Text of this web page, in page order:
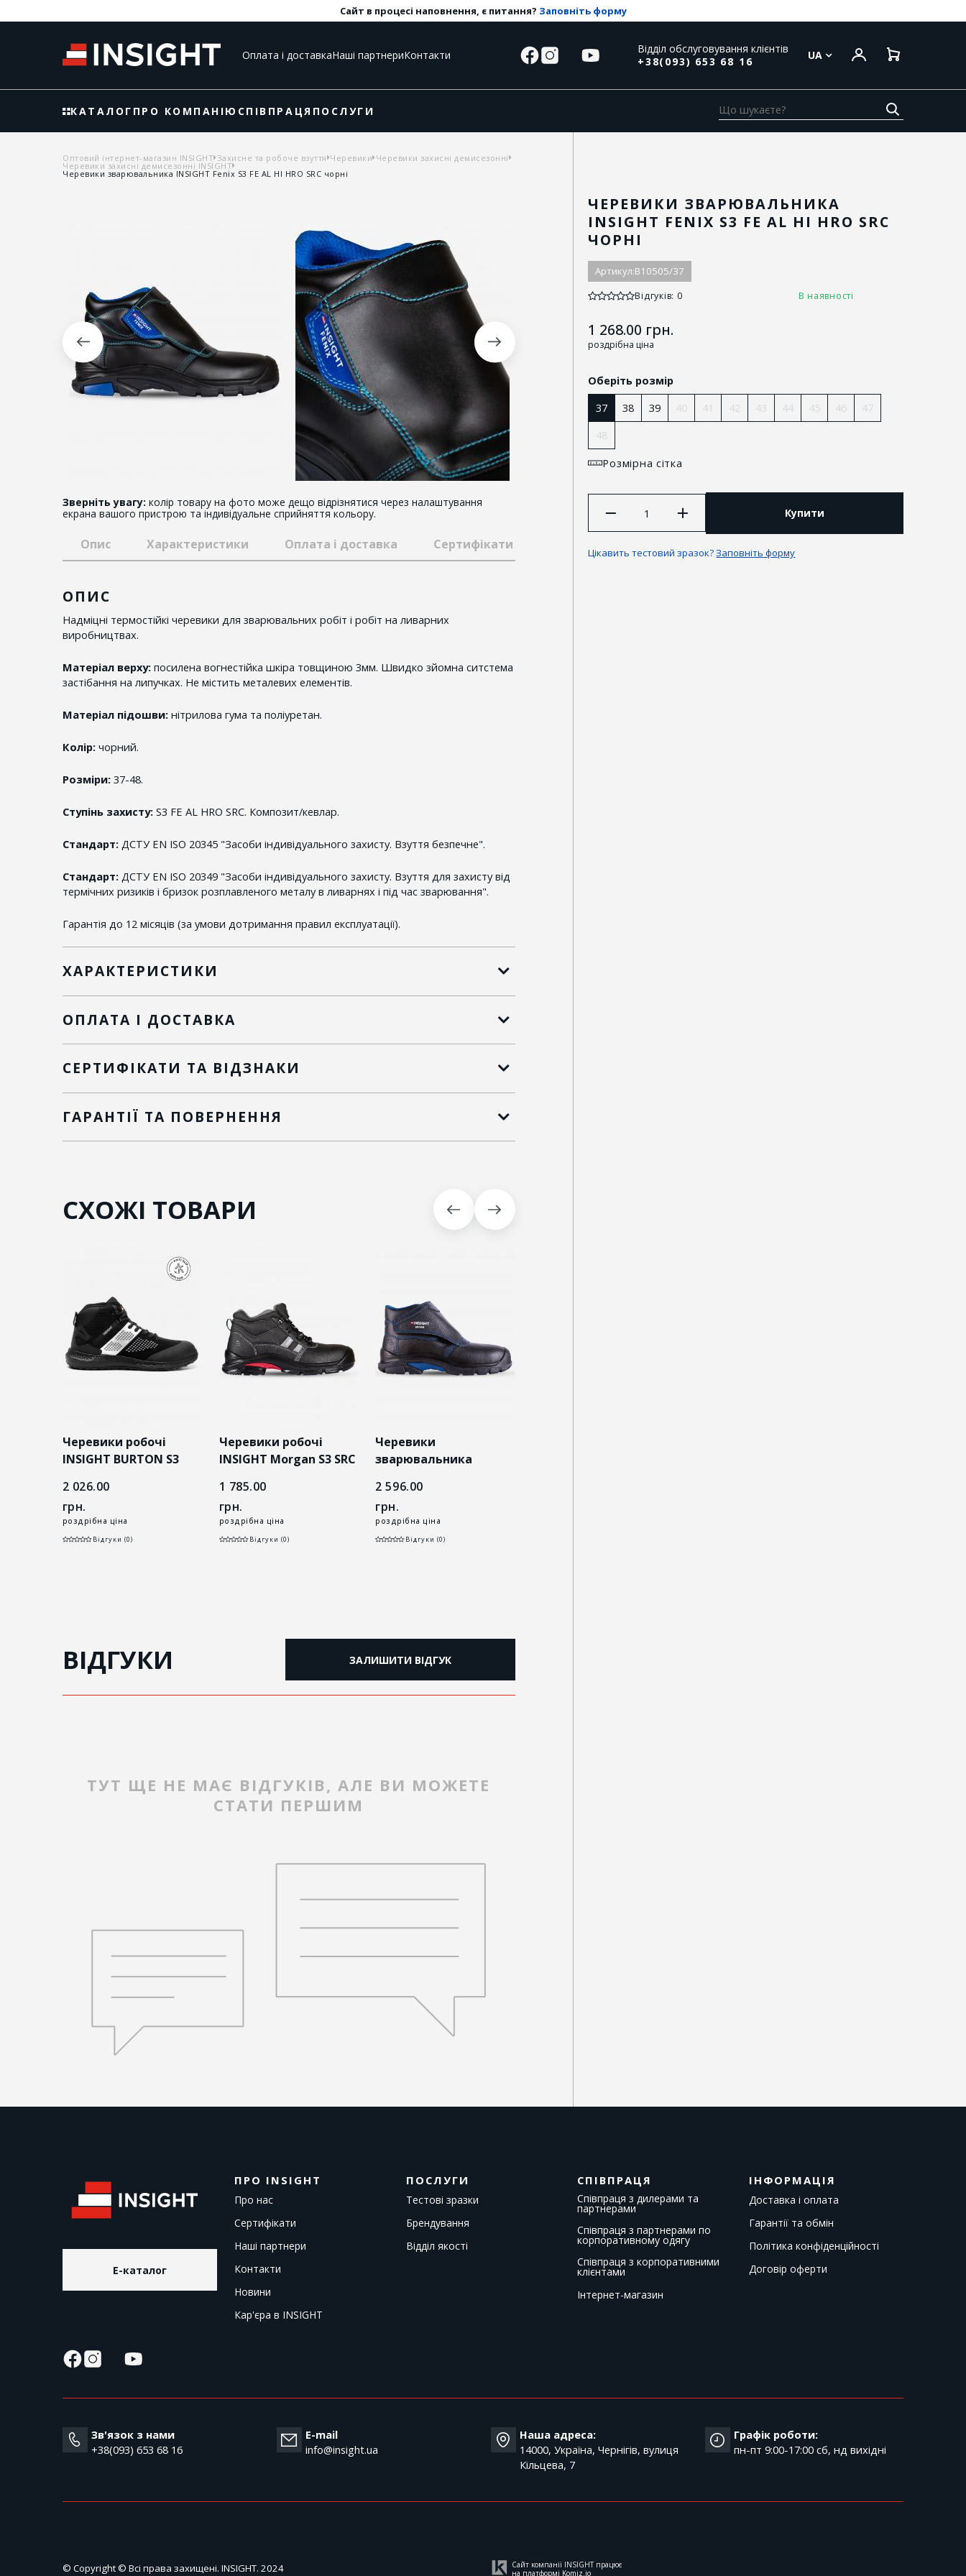
Сайт в процесі наповнення, є питання? Заповніть форму
Оплата і доставкаНаші партнериКонтакти
Відділ обслуговування клієнтів
+38(093) 653 68 16
UA
КАТАЛОГ ПРО КОМПАНІЮ СПІВПРАЦЯ ПОСЛУГИ
Оптовий інтернет-магазин INSIGHT Захисне та робоче взуття Черевики Черевики захисні демисезонні
Черевики захисні демисезонні INSIGHT
Черевики зварювальника INSIGHT Fenix S3 FE AL HI HRO SRC чорні
Зверніть увагу: колір товару на фото може дещо відрізнятися через налаштування
екрана вашого пристрою та індивідуальне сприйняття кольору.
ЧЕРЕВИКИ ЗВАРЮВАЛЬНИКА
INSIGHT FENIX S3 FE AL HI HRO SRC
ЧОРНІ
Артикул:B10505/37
Відгуків: 0 В наявності
1 268.00 грн.
роздрібна ціна
Оберіть розмір
37 38 39 40 41 42 43 44 45 46
47
48
Розмірна сітка
Купити
Цікавить тестовий зразок?Заповніть форму
Опис Характеристики Оплата і доставка Сертифікати та відзнаки
ОПИС
Надміцні термостійкі черевики для зварювальних робіт і робіт на ливарних
виробництвах.
Матеріал верху: посилена вогнестійка шкіра товщиною 3мм. Швидко зйомна ситстема
застібання на липучках. Не містить металевих елементів.
Матеріал підошви: нітрилова гума та поліуретан.
Колір: чорний.
Розміри: 37-48.
Ступінь захисту: S3 FE AL HRO SRC. Композит/кевлар.
Стандарт: ДСТУ EN ISO 20345 "Засоби індивідуального захисту. Взуття безпечне".
Стандарт: ДСТУ EN ISO 20349 "Засоби індивідуального захисту. Взуття для захисту від
термічних ризиків і бризок розплавленого металу в ливарнях і під час зварювання".
Гарантія до 12 місяців (за умови дотримання правил експлуатації).
ХАРАКТЕРИСТИКИ
ОПЛАТА І ДОСТАВКА
СЕРТИФІКАТИ ТА ВІДЗНАКИ
ГАРАНТІЇ ТА ПОВЕРНЕННЯ
СХОЖІ ТОВАРИ
Черевики робочі
INSIGHT BURTON S3
2 026.00
грн.
роздрібна ціна
Відгуки (0)
Черевики робочі
INSIGHT Morgan S3 SRC
1 785.00
грн.
роздрібна ціна
Відгуки (0)
Черевики
зварювальника
SRC WG HRO чорні
2 596.00
грн.
роздрібна ціна
Відгуки (0)
ВІДГУКИ ЗАЛИШИТИ ВІДГУК
ТУТ ЩЕ НЕ МАЄ ВІДГУКІВ, АЛЕ ВИ МОЖЕТЕ
СТАТИ ПЕРШИМ
E-каталог
ПРО INSIGHT
Про нас
Сертифікати
Наші партнери
Контакти
Новини
Кар'єра в INSIGHT
ПОСЛУГИ
Тестові зразки
Брендування
Відділ якості
СПІВПРАЦЯ
Співпраця з дилерами та
партнерами
Співпраця з партнерами по
корпоративному одягу
Співпраця з корпоративними
клієнтами
Інтернет-магазин
ІНФОРМАЦІЯ
Доставка і оплата
Гарантії та обмін
Політика конфіденційності
Договір оферти
Зв'язок з нами
+38(093) 653 68 16
E-mail
info@insight.ua
Наша адреса:
14000, Україна, Чернігів, вулиця
Кільцева, 7
Графік роботи:
пн-пт 9:00-17:00 cб, нд вихідні
© Copyright © Всі права захищені. INSIGHT. 2024
Сайт компанії INSIGHT працює
на платформі Komiz.io